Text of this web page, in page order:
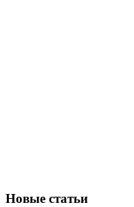
Новые статьи